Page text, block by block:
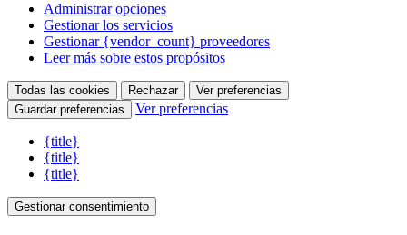
Administrar opciones
Gestionar los servicios
Gestionar {vendor_count} proveedores
Leer más sobre estos propósitos
Todas las cookies Rechazar
Ver preferencias
Guardar preferencias
Ver preferencias
{title}
{title}
{title}
Gestionar consentimiento